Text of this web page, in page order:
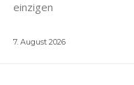
einzigen
7. August 2026